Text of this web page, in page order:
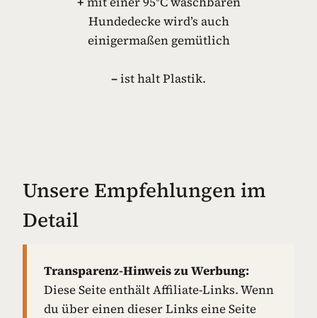
Hundedecke wird’s auch
einigermaßen gemütlich
–ist halt Plastik.
Unsere Empfehlungen im
Detail
Transparenz-Hinweis zu Werbung:
Diese Seite enthält Affiliate-Links. Wenn
du über einen dieser Links eine Seite